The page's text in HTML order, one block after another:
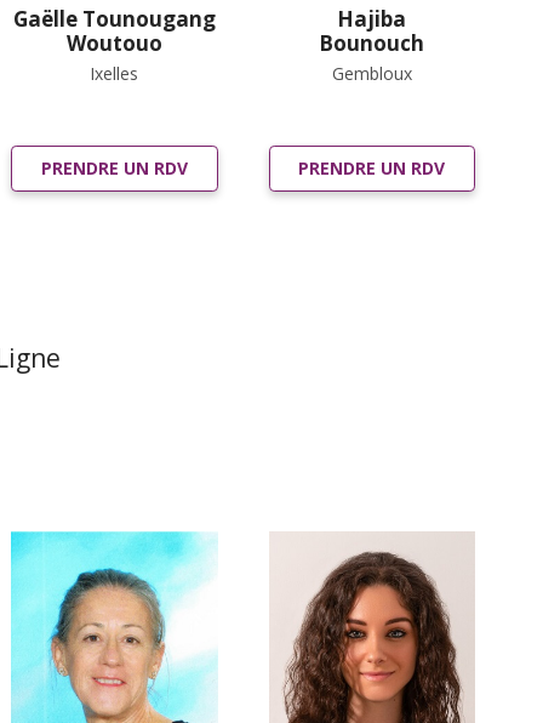
Gaëlle Tounougang
Woutouo
Ixelles
PRENDRE UN RDV
Hajiba
Bounouch
Gembloux
PRENDRE UN RDV